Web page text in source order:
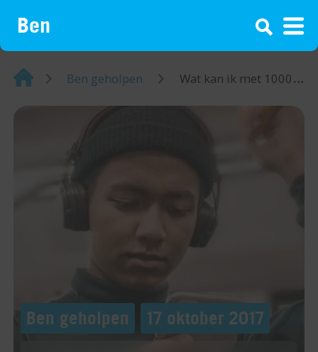
¡
Home Ben geholpen Wat kan ik met 1000 MB?
Ben geholpen 17 oktober 2017